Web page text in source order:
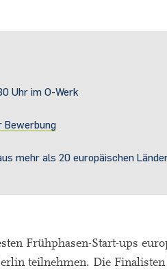
Uhr im O-Werk
Bewerbung
mehr als 20 europäischen
Frühphasen-Start-ups
teilnehmen. Die